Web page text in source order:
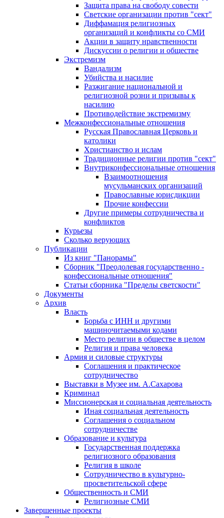
Защита права на свободу совести
Светские организации против "сект"
Диффамация религиозных
организаций и конфликты со СМИ
Акции в защиту нравственности
Дискуссии о религии и обществе
Экстремизм
Вандализм
Убийства и насилие
Разжигание национальной и
религиозной розни и призывы к
насилию
Противодействие экстремизму
Межконфессиональные отношения
Русская Православная Церковь и
католики
Христианство и ислам
Традиционные религии против "сект"
Внутриконфессиональные отношения
Взаимоотношения
мусульманских организаций
Православные юрисдикции
Прочие конфессии
Другие примеры сотрудничества и
конфликтов
Курьезы
Сколько верующих
Публикации
Из книг "Панорамы"
Сборник "Преодолевая государственно -
конфессиональные отношения"
Статьи сборника "Пределы светскости"
Документы
Архив
Власть
Борьба с ИНН и другими
машиночитаемыми кодами
Место религии в обществе в целом
Религия и права человека
Армия и силовые структуры
Соглашения и практическое
сотрудничество
Выставки в Музее им. А.Сахарова
Криминал
Миссионерская и социальная деятельность
Иная социальная деятельность
Соглашения о социальном
сотрудничестве
Образование и культура
Государственная поддержка
религиозного образования
Религия в школе
Сотрудничество в культурно-
просветительской сфере
Общественность и СМИ
Религиозные СМИ
Завершенные проекты